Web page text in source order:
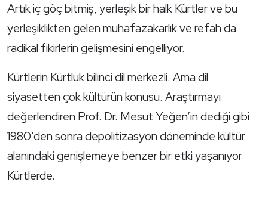
Artık iç göç bitmiş, yerleşik bir halk Kürtler ve bu
yerleşiklikten gelen muhafazakarlık ve refah da
radikal fikirlerin gelişmesini engelliyor.
Kürtlerin Kürtlük bilinci dil merkezli. Ama dil
siyasetten çok kültürün konusu. Araştırmayı
değerlendiren Prof. Dr. Mesut Yeğen’in dediği gibi
1980’den sonra depolitizasyon döneminde kültür
alanındaki genişlemeye benzer bir etki yaşanıyor
Kürtlerde.